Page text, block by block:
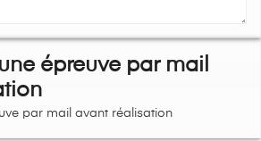
épreuve par mail
par mail avant réalisation